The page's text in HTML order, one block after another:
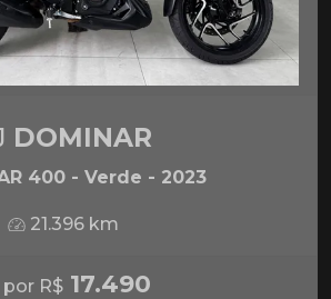
DOMINAR
400 - Verde - 2023
21.396 km
por R$ 17.490